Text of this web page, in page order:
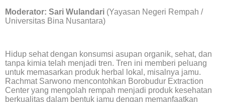
Moderator: Sari Wulandari (Yayasan Negeri Rempah /
Universitas Bina Nusantara)
Hidup sehat dengan konsumsi asupan organik, sehat, dan
tanpa kimia telah menjadi tren. Tren ini memberi peluang
untuk memasarkan produk herbal lokal, misalnya jamu.
Rachmat Sarwono mencontohkan Borobudur Extraction
Center yang mengolah rempah menjadi produk kesehatan
berkualitas dalam bentuk jamu dengan memanfaatkan